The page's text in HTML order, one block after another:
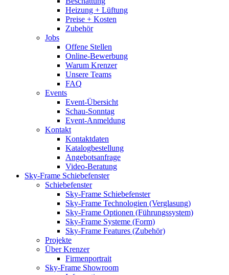
Heizung + Lüftung
Preise + Kosten
Zubehör
Jobs
Offene Stellen
Online-Bewerbung
Warum Krenzer
Unsere Teams
FAQ
Events
Event-Übersicht
Schau-Sonntag
Event-Anmeldung
Kontakt
Kontaktdaten
Katalogbestellung
Angebotsanfrage
Video-Beratung
Sky-Frame Schiebefenster
Schiebefenster
Sky-Frame Schiebefenster
Sky-Frame Technologien (Verglasung)
Sky-Frame Optionen (Führungssystem)
Sky-Frame Systeme (Form)
Sky-Frame Features (Zubehör)
Projekte
Über Krenzer
Firmenportrait
Sky-Frame Showroom